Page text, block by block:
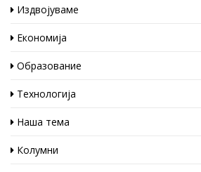
Издвојуваме
Економија
Образование
Технологија
Наша тема
Колумни